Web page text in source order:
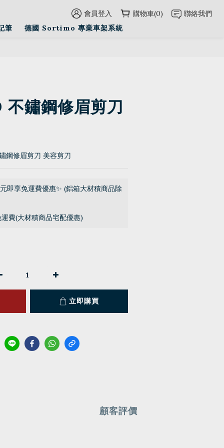
會員登入 購物車(0)
聯絡我們
筆 德國 Sortimo 專業車架系統
不鏽鋼修眉剪刀
鋼修眉剪刀 美容剪刀
即享免運費優惠✨ (鋁箱大材積商品除
費(大材積商品宅配優惠)
立即購買
顧客評價
立即購買